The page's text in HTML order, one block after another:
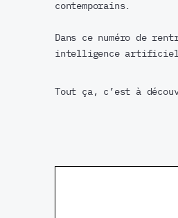
contemporains.
Dans ce numéro de
intelligence
Tout ça, c’est à